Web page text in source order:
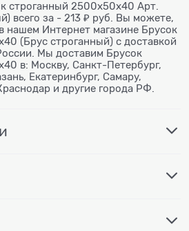
строганный 2500x50x40 Арт.
всего за - 213 ₽ руб. Вы можете,
нашем Интернет магазине Брусок
(Брус строганный) с доставкой
Мы доставим Брусок
в: Москву, Санкт-Петербург,
Екатеринбург, Самару,
и другие города РФ.